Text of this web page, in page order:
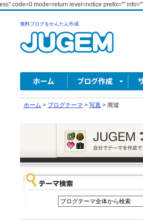
code=0 mode=return level=notice prefix=""
無料ブログをかんたん作成
ホーム > ブログテーマ > 写真 > 廃墟